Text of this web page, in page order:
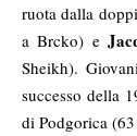
ruota dalla
a Brcko) e
Sheikh).
successo della
di Podgorica